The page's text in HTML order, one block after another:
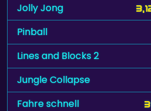
Jolly Jong
Pinball
Lines and Blocks 2
Jungle Collapse
Fahre schnell